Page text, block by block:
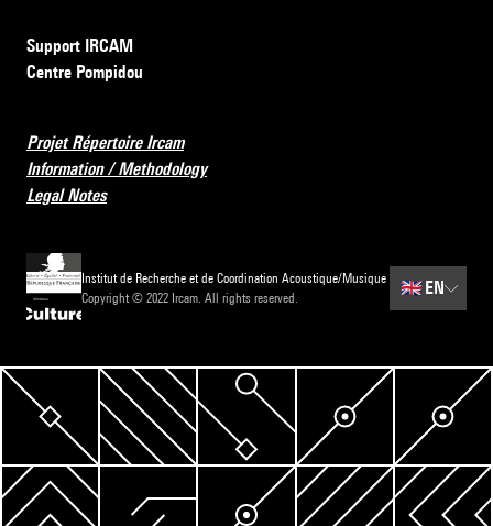
Support IRCAM
Centre Pompidou
Projet Répertoire Ircam
Information / Methodology
Legal Notes
Institut de Recherche et de Coordination Acoustique/Musique
Copyright © 2022 Ircam. All rights reserved.
🇬🇧 EN